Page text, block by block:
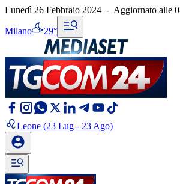
Lunedì 26 Febbraio 2024 - Aggiornato alle
Milano 29°
Leone (23 Lug - 23 Ago)